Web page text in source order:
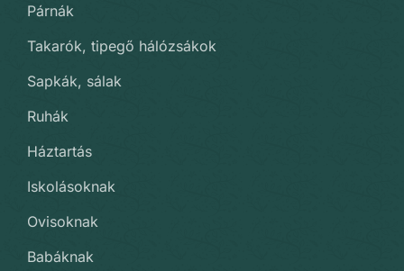
Párnák
Takarók, tipegő hálózsákok
Sapkák, sálak
Ruhák
Háztartás
Iskolásoknak
Ovisoknak
Babáknak